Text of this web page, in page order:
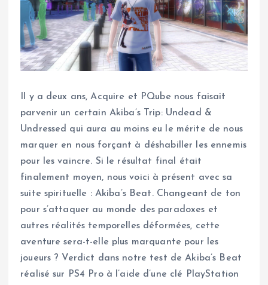
Il y a deux ans, Acquire et PQube nous faisait
parvenir un certain Akiba’s Trip: Undead &
Undressed qui aura au moins eu le mérite de nous
marquer en nous forçant à déshabiller les ennemis
pour les vaincre. Si le résultat final était
finalement moyen, nous voici à présent avec sa
suite spirituelle : Akiba’s Beat. Changeant de ton
pour s’attaquer au monde des paradoxes et
autres réalités temporelles déformées, cette
aventure sera-t-elle plus marquante pour les
joueurs ? Verdict dans notre test de Akiba’s Beat
réalisé sur PS4 Pro à l’aide d’une clé PlayStation